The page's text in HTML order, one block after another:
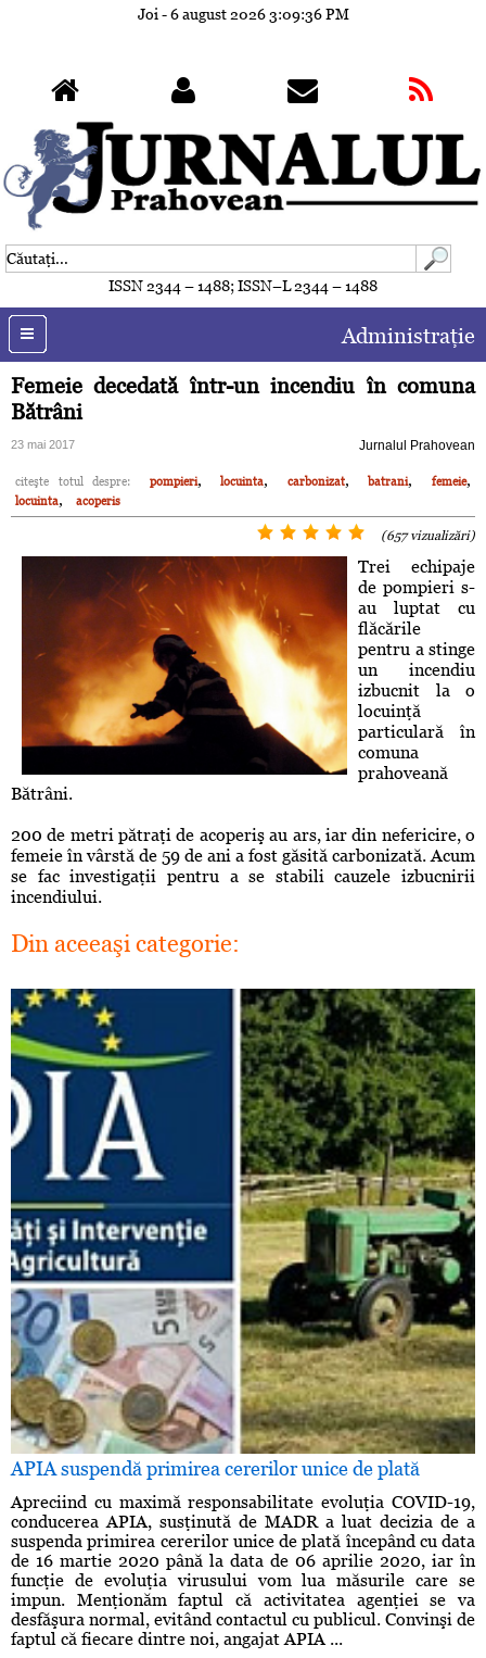
Joi - 6 august 20263:09:39 PM
ISSN 2344 – 1488; ISSN–L 2344 – 1488
Administraţie
Femeie decedată într-un incendiu în comuna
Bătrâni
23 mai 2017 Jurnalul Prahovean
citeşte totul despre: pompieri, locuinta, carbonizat, batrani, femeie,
locuinta, acoperis
(657 vizualizări)
Trei echipaje
de pompieri s-
au luptat cu
flăcările
pentru a stinge
un incendiu
izbucnit la o
locuinţă
particulară în
comuna
prahoveană
Bătrâni.
200 de metri pătraţi de acoperiş au ars, iar din nefericire, o
femeie în vârstă de 59 de ani a fost găsită carbonizată. Acum
se fac investigaţii pentru a se stabili cauzele izbucnirii
incendiului.
Din aceeaşi categorie:
APIA suspendă primirea cererilor unice de plată
Apreciind cu maximă responsabilitate evoluţia COVID-19,
conducerea APIA, susţinută de MADR a luat decizia de a
suspenda primirea cererilor unice de plată începând cu data
de 16 martie 2020 până la data de 06 aprilie 2020, iar în
funcţie de evoluţia virusului vom lua măsurile care se
impun. Menţionăm faptul că activitatea agenţiei se va
desfăşura normal, evitând contactul cu publicul. Convinşi de
faptul că fiecare dintre noi, angajat APIA ...